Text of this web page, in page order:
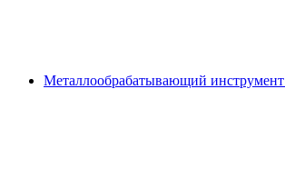
Металлообрабатывающий инструмент